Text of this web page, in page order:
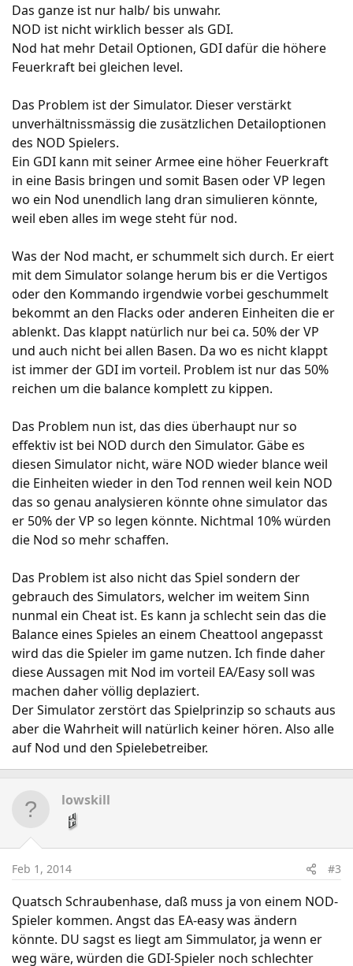
Das ganze ist nur halb/ bis unwahr.
NOD ist nicht wirklich besser als GDI.
Nod hat mehr Detail Optionen, GDI dafür die höhere
Feuerkraft bei gleichen level.
Das Problem ist der Simulator. Dieser verstärkt
unverhältnissmässig die zusätzlichen Detailoptionen
des NOD Spielers.
Ein GDI kann mit seiner Armee eine höher Feuerkraft
in eine Basis bringen und somit Basen oder VP legen
wo ein Nod unendlich lang dran simulieren könnte,
weil eben alles im wege steht für nod.
Was der Nod macht, er schummelt sich durch. Er eiert
mit dem Simulator solange herum bis er die Vertigos
oder den Kommando irgendwie vorbei geschummelt
bekommt an den Flacks oder anderen Einheiten die er
ablenkt. Das klappt natürlich nur bei ca. 50% der VP
und auch nicht bei allen Basen. Da wo es nicht klappt
ist immer der GDI im vorteil. Problem ist nur das 50%
reichen um die balance komplett zu kippen.
Das Problem nun ist, das dies überhaupt nur so
effektiv ist bei NOD durch den Simulator. Gäbe es
diesen Simulator nicht, wäre NOD wieder blance weil
die Einheiten wieder in den Tod rennen weil kein NOD
das so genau analysieren könnte ohne simulator das
er 50% der VP so legen könnte. Nichtmal 10% würden
die Nod so mehr schaffen.
Das Problem ist also nicht das Spiel sondern der
gebrauch des Simulators, welcher im weitem Sinn
nunmal ein Cheat ist. Es kann ja schlecht sein das die
Balance eines Spieles an einem Cheattool angepasst
wird das die Spieler im game nutzen. Ich finde daher
diese Aussagen mit Nod im vorteil EA/Easy soll was
machen daher völlig deplaziert.
Der Simulator zerstört das Spielprinzip so schauts aus
aber die Wahrheit will natürlich keiner hören. Also alle
auf Nod und den Spielebetreiber.
lowskill
Feb 1, 2014 #3
Quatsch Schraubenhase, daß muss ja von einem NOD-
Spieler kommen. Angst das EA-easy was ändern
könnte. DU sagst es liegt am Simmulator, ja wenn er
weg wäre, würden die GDI-Spieler noch schlechter